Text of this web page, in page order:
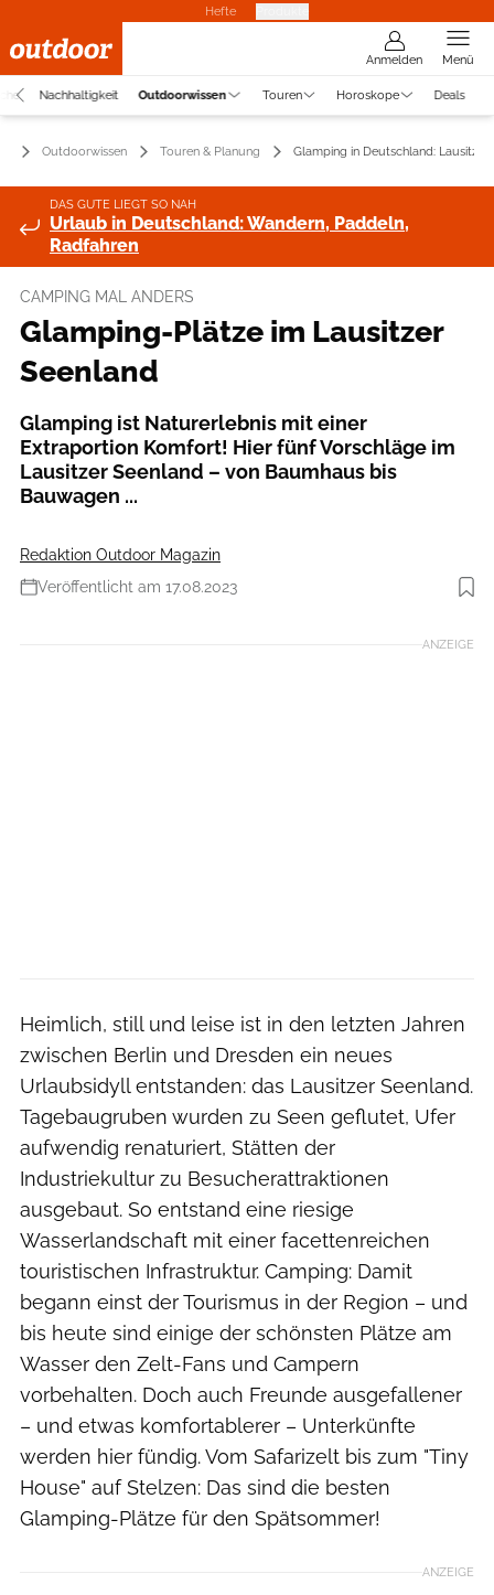
Hefte
Anmelden Menü
Nachhaltigkeit Outdoorwissen Touren Horoskope Deals
Outdoorwissen Touren & Planung Glamping in Deutschland: Lausitzer
DAS GUTE LIEGT SO NAH
Urlaub in Deutschland: Wandern, Paddeln,
Radfahren
CAMPING MAL ANDERS
Glamping-Plätze im Lausitzer
Seenland
Glamping ist Naturerlebnis mit einer
Extraportion Komfort! Hier fünf Vorschläge im
Lausitzer Seenland – von Baumhaus bis
Bauwagen ...
Redaktion Outdoor Magazin
Veröffentlicht am 17.08.2023
Foto: Zweckverband Lausitzer Seenland Brandenburg, Harry Müller
ANZEIGE
Heimlich, still und leise ist in den letzten Jahren
zwischen Berlin und Dresden ein neues
Urlaubsidyll entstanden: das Lausitzer Seenland.
Tagebaugruben wurden zu Seen geflutet, Ufer
aufwendig renaturiert, Stätten der
Industriekultur zu Besucherattraktionen
ausgebaut. So entstand eine riesige
Wasserlandschaft mit einer facettenreichen
touristischen Infrastruktur. Camping: Damit
begann einst der Tourismus in der Region – und
bis heute sind einige der schönsten Plätze am
Wasser den Zelt-Fans und Campern
vorbehalten. Doch auch Freunde ausgefallener
– und etwas komfortablerer – Unterkünfte
werden hier fündig. Vom Safarizelt bis zum "Tiny
House" auf Stelzen: Das sind die besten
Glamping-Plätze für den Spätsommer!
ANZEIGE